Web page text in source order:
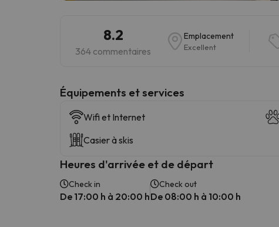
8.2
364 commentaires
Emplacement
Excellent
​Équipements et services
Wifi et Internet
Casier à skis
Heures d'arrivée et de départ
Check in
De 17:00 h à 20:00 h
Check out
De 08:00 h à 10:00 h